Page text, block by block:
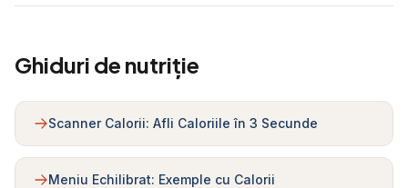
Ghiduri de nutriție
Scanner Calorii: Afli Caloriile în 3 Secunde
Meniu Echilibrat: Exemple cu Calorii